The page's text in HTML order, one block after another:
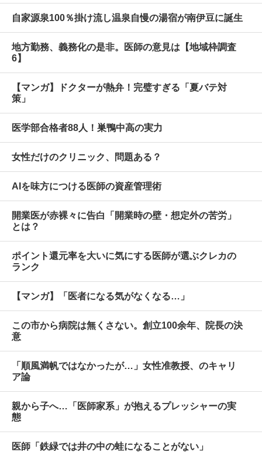
自家源泉100％掛け流し温泉自慢の湯宿が南伊豆に誕生
地方勤務、義務化の是非。医師の意見は【地域枠調査
6】
【マンガ】ドクターが熱弁！完璧すぎる「夏バテ対
策」
医学部合格者88人！巣鴨中高の実力
女性だけのクリニック、問題ある？
AIを味方につける医師の資産管理術
開業医が赤裸々に告白「開業時の壁・想定外の苦労」
とは？
ポイント還元率を大いに気にする医師が選ぶクレカの
ランク
【マンガ】「医者になる気がなくなる…」
この市から病院は無くさない。創立100余年、院長の決
意
「順風満帆ではなかったが…」女性准教授、のキャリ
ア論
親から子へ…「医師家系」が抱えるプレッシャーの実
態
医師「鉄緑では井の中の蛙になることがない」